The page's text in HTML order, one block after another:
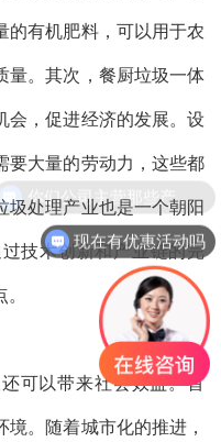
的有机肥料，可以用于农
量。其次，餐厨垃圾一体
会，促进经济的发展。设
要大量的劳动力，这些都
圾处理产业也是一个朝阳
技术创新和产业链的完
可以带来社会效益。首
。随着城市化的推进，
现在有优惠活动吗